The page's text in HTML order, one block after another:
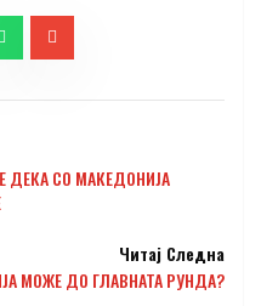
ДЕКА СО МАКЕДОНИЈА
Читај Следна
МОЖЕ ДО ГЛАВНАТА РУНДА?